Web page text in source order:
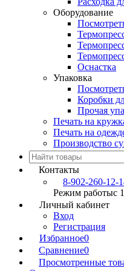
Оборудование
Оснастка
Упаковка
Коробки
Прочая
Печать на
Печать на
Производство
Контакты
8-902-260-12-
Режим работыс
Личный кабинет
Вход
Регистрация
Избранное0
Сравнение0
Просмотренные